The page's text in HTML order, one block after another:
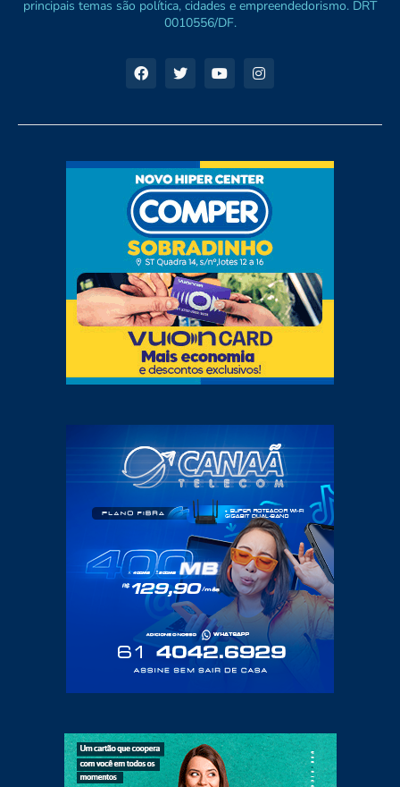
principais temas são política, cidades e empreendedorismo. DRT
0010556/DF.